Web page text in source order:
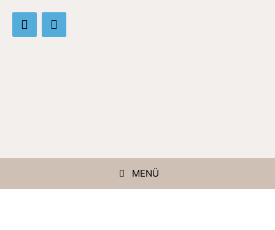
MENÜ